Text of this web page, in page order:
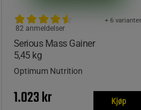
Serious Mass Gainer
5,45 kg
+ 6 varianter
82 anmeldelser
Optimum Nutrition
1.023 kr Kjøp